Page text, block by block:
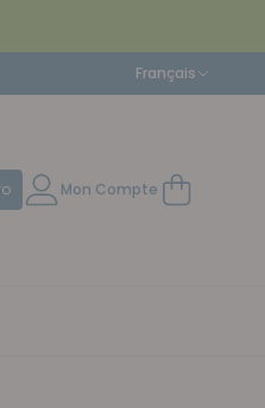
Langue
Français
Mon Compte Mon panier